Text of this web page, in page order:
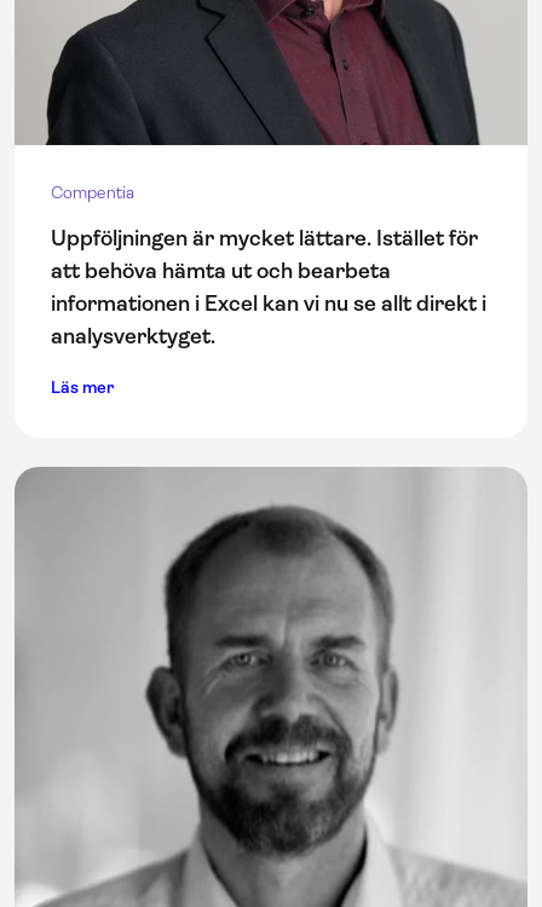
Compentia
Uppföljningen är mycket lättare. Istället för
att behöva hämta ut och bearbeta
informationen i Excel kan vi nu se allt direkt i
analysverktyget.
Läs mer